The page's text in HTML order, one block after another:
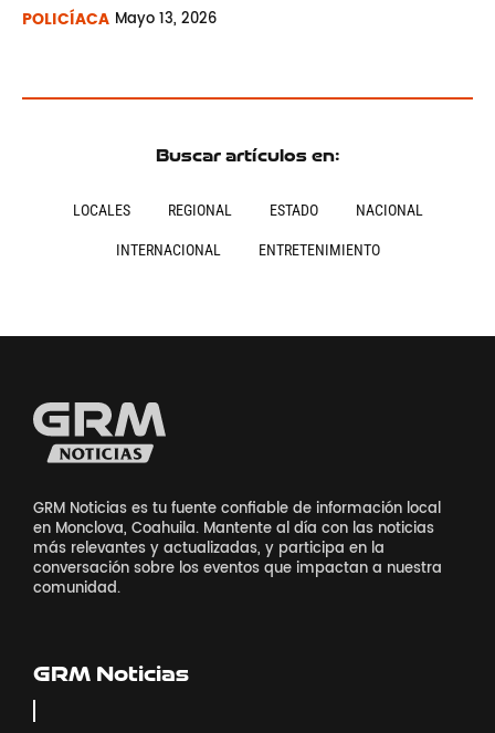
POLICÍACA Mayo13, 2026
Buscar artículos en:
LOCALES REGIONAL ESTADO NACIONAL
INTERNACIONAL ENTRETENIMIENTO
GRM Noticias es tu fuente confiable de información local
en Monclova, Coahuila. Mantente al día con las noticias
más relevantes y actualizadas, y participa en la
conversación sobre los eventos que impactan a nuestra
comunidad.
GRM Noticias